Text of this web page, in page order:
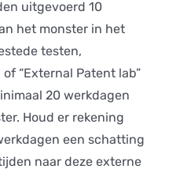
uitgevoerd 10
het monster in het
testen,
“External Patent lab”
20 werkdagen
Houd er rekening
een schatting
naar deze externe